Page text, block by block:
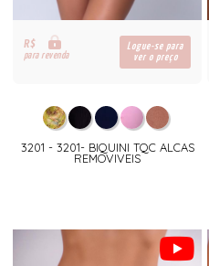
R$
para revenda
Logue-se para
ver o preço
3201 - 3201- BIQUINI TQC ALCAS
REMOVIVEIS